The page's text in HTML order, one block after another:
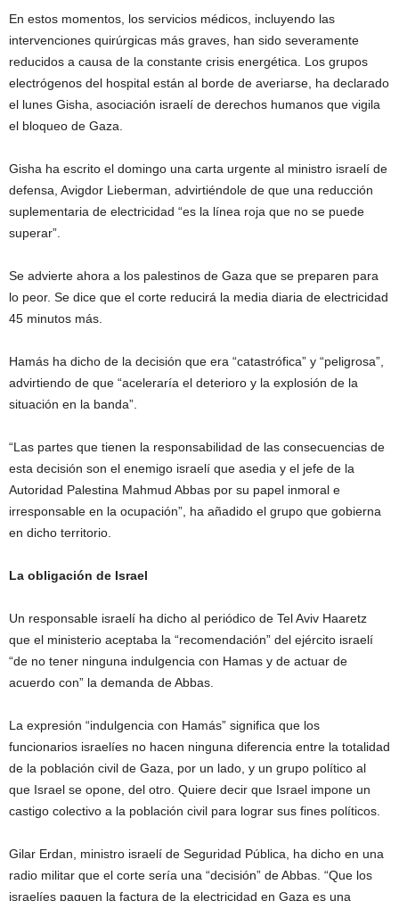
En estos momentos, los servicios médicos, incluyendo las
intervenciones quirúrgicas más graves, han sido severamente
reducidos a causa de la constante crisis energética. Los grupos
electrógenos del hospital están al borde de averiarse, ha declarado
el lunes Gisha, asociación israelí de derechos humanos que vigila
el bloqueo de Gaza.
Gisha ha escrito el domingo una carta urgente al ministro israelí de
defensa, Avigdor Lieberman, advirtiéndole de que una reducción
suplementaria de electricidad “es la línea roja que no se puede
superar”.
Se advierte ahora a los palestinos de Gaza que se preparen para
lo peor. Se dice que el corte reducirá la media diaria de electricidad
45 minutos más.
Hamás ha dicho de la decisión que era “catastrófica” y “peligrosa”,
advirtiendo de que “aceleraría el deterioro y la explosión de la
situación en la banda”.
“Las partes que tienen la responsabilidad de las consecuencias de
esta decisión son el enemigo israelí que asedia y el jefe de la
Autoridad Palestina Mahmud Abbas por su papel inmoral e
irresponsable en la ocupación”, ha añadido el grupo que gobierna
en dicho territorio.
La obligación de Israel
Un responsable israelí ha dicho al periódico de Tel Aviv Haaretz
que el ministerio aceptaba la “recomendación” del ejército israelí
“de no tener ninguna indulgencia con Hamas y de actuar de
acuerdo con” la demanda de Abbas.
La expresión “indulgencia con Hamás” significa que los
funcionarios israelíes no hacen ninguna diferencia entre la totalidad
de la población civil de Gaza, por un lado, y un grupo político al
que Israel se opone, del otro. Quiere decir que Israel impone un
castigo colectivo a la población civil para lograr sus fines políticos.
Gilar Erdan, ministro israelí de Seguridad Pública, ha dicho en una
radio militar que el corte sería una “decisión” de Abbas. “Que los
israelíes paguen la factura de la electricidad en Gaza es una